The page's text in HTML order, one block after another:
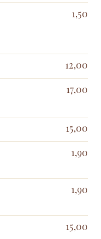
1,50
12,00
17,00
15,00
1,90
1,90
15,00